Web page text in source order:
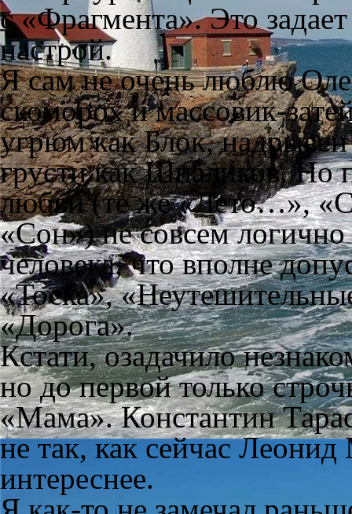
с «Фрагмента». Это
настрой.
Я сам не очень люблю
скоморох и массовик-
угрюм как Блок, надрывен
грусти как Шпаликов. Но
любви (те же «Лето…»,
«Сон») не совсем
человека, что вполне
«Тоска»,
«Дорога».
Кстати, озадачило
но до первой только
«Мама». Константин
не так, как сейчас
интереснее.